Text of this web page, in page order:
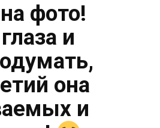
фото!
и
она
и